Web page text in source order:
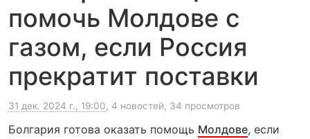
помочь Молдове с
газом, если Россия
прекратит поставки
31 дек. 2024 г., 19:00, 4 новостей, 34 просмотров
Болгария готова оказать помощь Молдове, если